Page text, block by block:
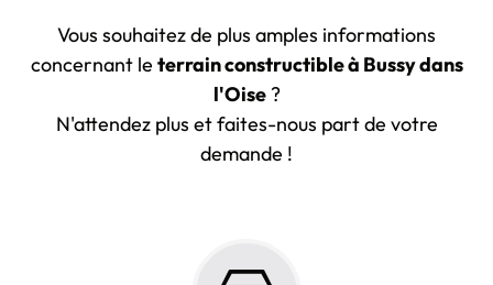
Vous souhaitez de plus amples informations
concernant le terrain constructible à Bussy dans
l'Oise?
N'attendez plus et faites-nous part de votre
demande !